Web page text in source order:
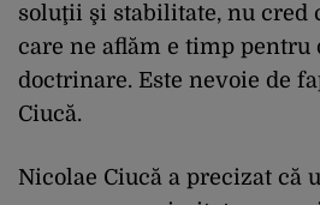
soluţii şi stabilitate, nu cred
care ne aflăm e timp pentru
doctrinare. Este nevoie de
Ciucă.
Nicolae Ciucă a precizat că